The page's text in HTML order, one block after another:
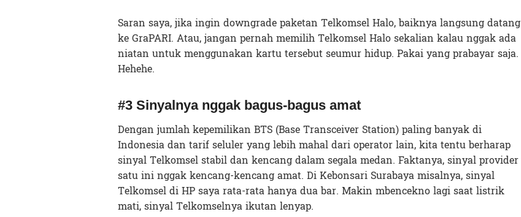
Saran saya, jika ingin downgrade paketan Telkomsel Halo, baiknya langsung datang
ke GraPARI. Atau, jangan pernah memilih Telkomsel Halo sekalian kalau nggak ada
niatan untuk menggunakan kartu tersebut seumur hidup. Pakai yang prabayar saja.
Hehehe.
#3 Sinyalnya nggak bagus-bagus amat
Dengan jumlah kepemilikan BTS (Base Transceiver Station) paling banyak di
Indonesia dan tarif seluler yang lebih mahal dari operator lain, kita tentu berharap
sinyal Telkomsel stabil dan kencang dalam segala medan. Faktanya, sinyal provider
satu ini nggak kencang-kencang amat. Di Kebonsari Surabaya misalnya, sinyal
Telkomsel di HP saya rata-rata hanya dua bar. Makin mbencekno lagi saat listrik
mati, sinyal Telkomselnya ikutan lenyap.